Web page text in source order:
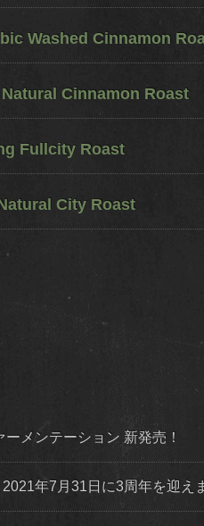
Washed Cinnamon
Cinnamon Roast
Fullcity Roast
City Roast
メンテーション 新発売！
年7月31日に3周年を迎え